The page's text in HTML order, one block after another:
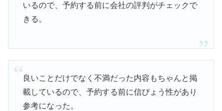
いるので、予約する前に会社の評判がチェックで
きる。
良いことだけでなく不満だった内容もちゃんと掲
載しているので、予約する前に信ぴょう性があり
参考になった。